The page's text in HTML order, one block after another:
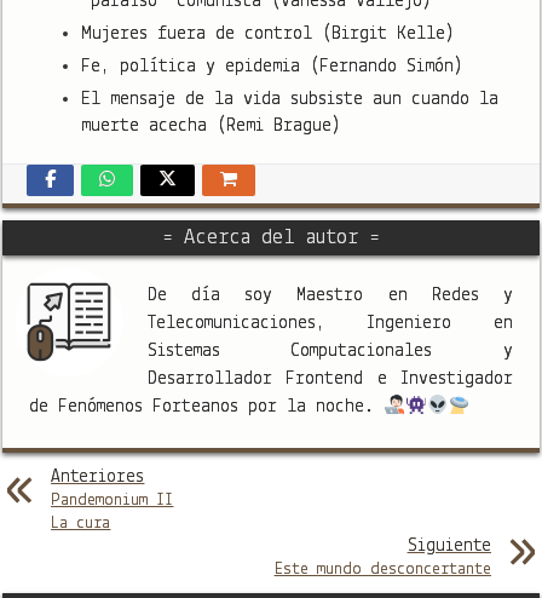
Mujeres fuera de control (Birgit Kelle)
Fe, política y epidemia (Fernando Simón)
El mensaje de la vida subsiste aun cuando la
muerte acecha (Remi Brague)
= Acerca del autor =
De día soy Maestro en Redes y
Telecomunicaciones, Ingeniero en
Sistemas Computacionales y
Desarrollador Frontend e Investigador
de Fenómenos Forteanos por la noche.
Anteriores
Pandemonium II
La cura
Siguiente
Este mundo desconcertante